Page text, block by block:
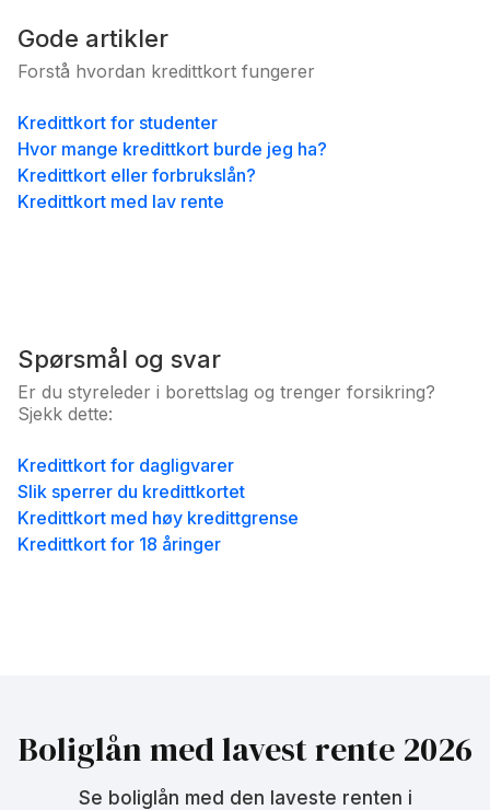
Gode artikler
Forstå hvordan kredittkort fungerer
Kredittkort for studenter
Hvor mange kredittkort burde jeg ha?
Kredittkort eller forbrukslån?
Kredittkort med lav rente
Spørsmål og svar
Er du styreleder i borettslag og trenger forsikring?
Sjekk dette:
Kredittkort for dagligvarer
Slik sperrer du kredittkortet
Kredittkort med høy kredittgrense
Kredittkort for 18 åringer
Boliglån med lavest rente 2026
Se boliglån med den laveste renten i